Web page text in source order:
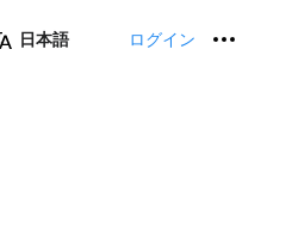
日本語 ログイン